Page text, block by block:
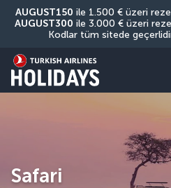
AUGUST150 ile 1.500 € üzeri
AUGUST300 ile 3.000 € üzeri
Kodlar tüm sitede
Safari